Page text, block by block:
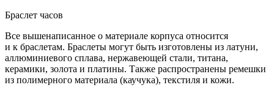
Браслет часов
Все вышенаписанное о материале корпуса относится
и к браслетам. Браслеты могут быть изготовлены из латуни,
аллюминиевого сплава, нержавеющей стали, титана,
керамики, золота и платины. Также распространены ремешки
из полимерного материала (каучука), текстиля и кожи.